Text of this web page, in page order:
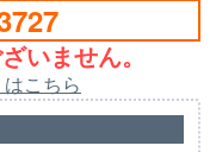
いません。
こちら